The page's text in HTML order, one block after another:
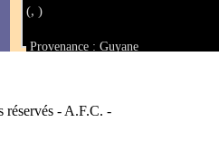
(, )
Provenance : Guyane
- A.F.C. -